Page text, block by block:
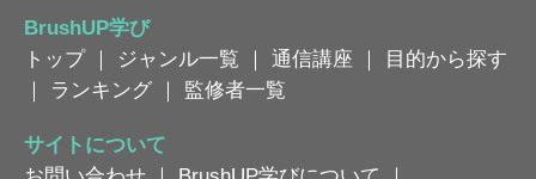
BrushUP学び
トップ｜ ジャンル一覧 ｜ 通信講座 ｜
目的から探す
｜
ランキング ｜ 監修者一覧
サイトについて